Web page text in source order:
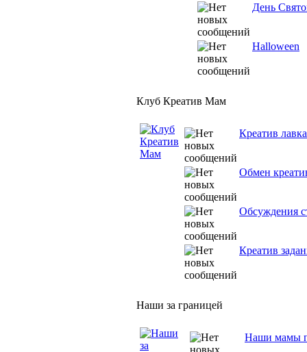
День
Halloween
Клуб Креатив Мам
Креатив лавка
Обмен
Обсуждения
Креатив
Наши за границей
Наши мамы